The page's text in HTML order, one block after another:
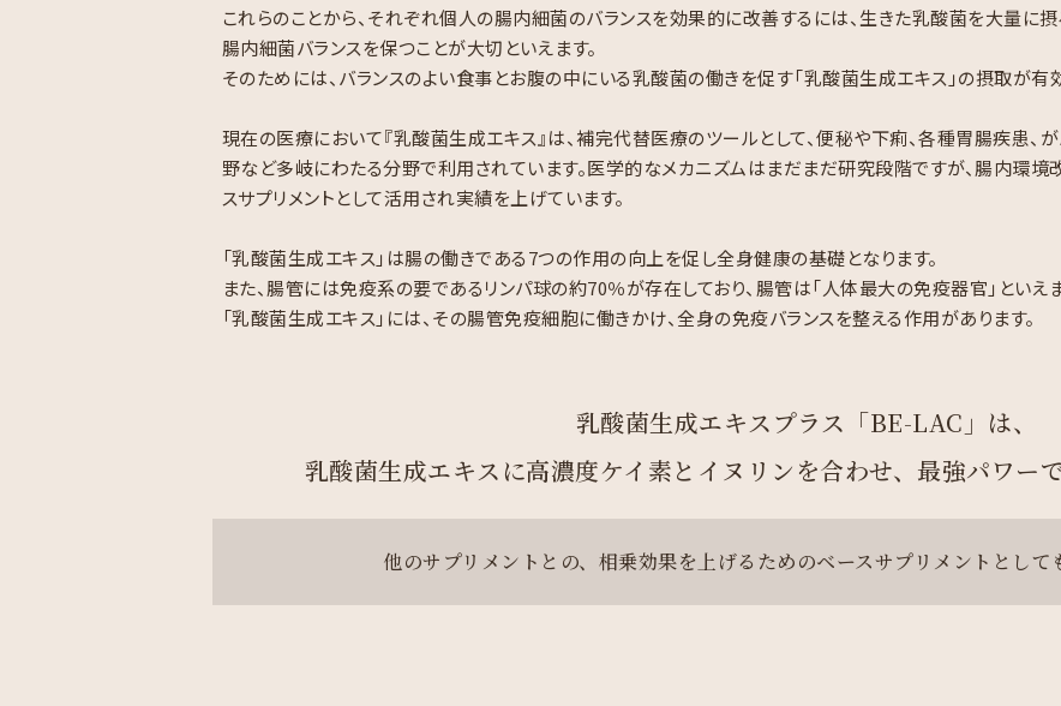
これらのことから、それぞれ個人の腸内細菌のバランスを効果的に改善するには、生きた乳酸菌を大量に摂
腸内細菌バランスを保つことが大切といえます。
そのためには、バランスのよい食事とお腹の中にいる乳酸菌の働きを促す「乳酸菌生成エキス」の摂取が有
現在の医療において『乳酸菌生成エキス』は、補完代替医療のツールとして、便秘や下痢、各種胃腸疾患、
野など多岐にわたる分野で利用されています。医学的なメカニズムはまだまだ研究段階ですが、腸内環
スサプリメントとして活用され実績を上げています。
「乳酸菌生成エキス」は腸の働きである7つの作用の向上を促し全身健康の基礎となります。
また、腸管には免疫系の要であるリンパ球の約70％が存在しており、腸管は「人体最大の免疫器官」といえま
「乳酸菌生成エキス」には、その腸管免疫細胞に働きかけ、全身の免疫バランスを整える作用があります。
乳酸菌生成エキスプラス 「BE-LAC」は、
乳酸菌生成エキスに高濃度ケイ素とイヌリンを合わせ、最強パワー
他のサプリメントとの、相乗効果を上げるためのベースサプリメントとして